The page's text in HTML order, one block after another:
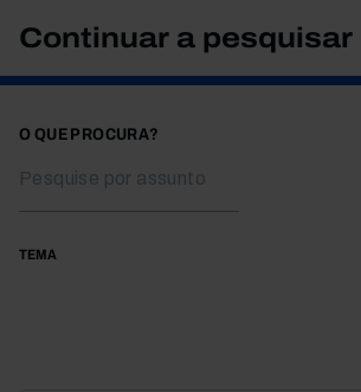
Continuar a pesquisar
O QUE PROCURA?
TEMA